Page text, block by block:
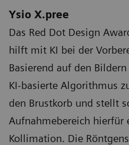
Ysio X.pree
Das Red Dot Design
hilft mit KI bei der
Basierend auf den
KI-basierte Algorithmus
den Brustkorb und stellt
Aufnahmebereich hierfür
Kollimation. Die